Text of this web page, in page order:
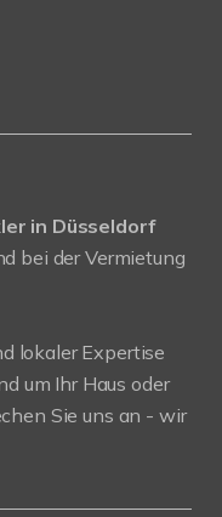
in Düsseldorf
bei der Vermietung
lokaler Expertise
um Ihr Haus oder
Sie uns an - wir